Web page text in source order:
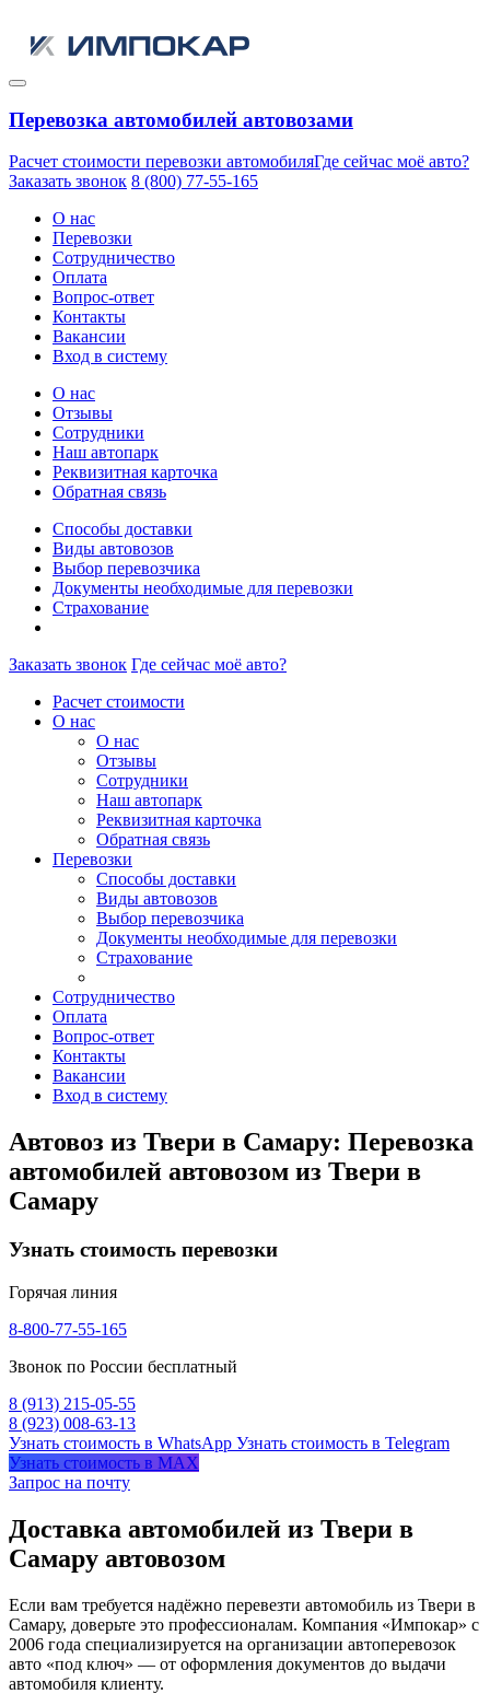
Перевозка автомобилей автовозами
Расчет стоимости перевозки автомобиляГде сейчас моё авто?
Заказать звонок 8 (800) 77-55-165
О нас
Перевозки
Сотрудничество
Оплата
Вопрос-ответ
Контакты
Вакансии
Вход в систему
О нас
Отзывы
Сотрудники
Наш автопарк
Реквизитная карточка
Обратная связь
Способы доставки
Виды автовозов
Выбор перевозчика
Документы необходимые для перевозки
Страхование
Заказать звонок Где сейчас моё авто?
Расчет стоимости
О нас
О нас
Отзывы
Сотрудники
Наш автопарк
Реквизитная карточка
Обратная связь
Перевозки
Способы доставки
Виды автовозов
Выбор перевозчика
Документы необходимые для перевозки
Страхование
Сотрудничество
Оплата
Вопрос-ответ
Контакты
Вакансии
Вход в систему
Автовоз из Твери в Самару: Перевозка
автомобилей автовозом из Твери в
Самару
Узнать стоимость перевозки
Горячая линия
8-800-77-55-165
Звонок по России бесплатный
8 (913) 215-05-55
8 (923) 008-63-13
Узнать стоимость в WhatsApp Узнать стоимость в Telegram
Узнать стоимость в MAX
Запрос на почту
Доставка автомобилей из Твери в
Самару автовозом
Если вам требуется надёжно перевезти автомобиль из Твери в
Самару, доверьте это профессионалам. Компания «Импокар» с
2006 года специализируется на организации автоперевозок
авто «под ключ» — от оформления документов до выдачи
автомобиля клиенту.